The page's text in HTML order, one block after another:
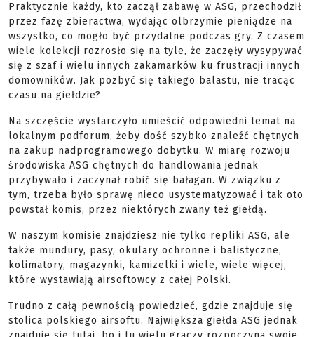
Praktycznie każdy, kto zaczął zabawę w ASG, przechodził
przez fazę zbieractwa, wydając olbrzymie pieniądze na
wszystko, co mogło być przydatne podczas gry. Z czasem
wiele kolekcji rozrosło się na tyle, że zaczęły wysypywać
się z szaf i wielu innych zakamarków ku frustracji innych
domowników. Jak pozbyć się takiego balastu, nie tracąc
czasu na giełdzie?
Na szczęście wystarczyło umieścić odpowiedni temat na
lokalnym podforum, żeby dość szybko znaleźć chętnych
na zakup nadprogramowego dobytku. W miarę rozwoju
środowiska ASG chętnych do handlowania jednak
przybywało i zaczynał robić się bałagan. W związku z
tym, trzeba było sprawę nieco usystematyzować i tak oto
powstał komis, przez niektórych zwany też giełdą.
W naszym komisie znajdziesz nie tylko repliki ASG, ale
także mundury, pasy, okulary ochronne i balistyczne,
kolimatory, magazynki, kamizelki i wiele, wiele więcej,
które wystawiają airsoftowcy z całej Polski.
Trudno z całą pewnością powiedzieć, gdzie znajduje się
stolica polskiego airsoftu. Największa giełda ASG jednak